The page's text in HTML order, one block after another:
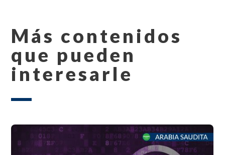
Más contenidos
que pueden
interesarle